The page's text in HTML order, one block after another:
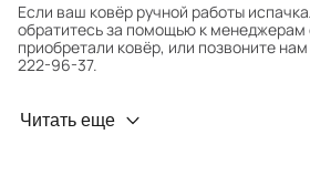
Если ваш ковёр ручной работы
обратитесь за помощью к менеджерам
приобретали ковёр, или позвоните
222-96-37.
Профилактика износа
Читать еще